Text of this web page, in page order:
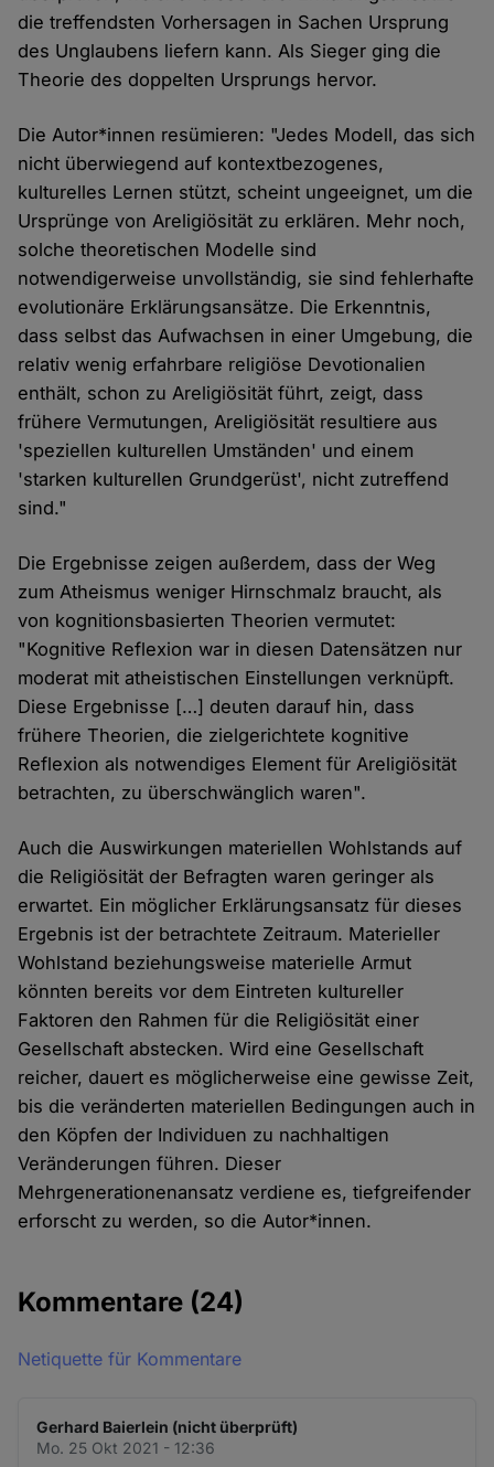
die treffendsten Vorhersagen in Sachen Ursprung
des Unglaubens liefern kann. Als Sieger ging die
Theorie des doppelten Ursprungs hervor.
Die Autor*innen resümieren: "Jedes Modell, das sich
nicht überwiegend auf kontextbezogenes,
kulturelles Lernen stützt, scheint ungeeignet, um die
Ursprünge von Areligiösität zu erklären. Mehr noch,
solche theoretischen Modelle sind
notwendigerweise unvollständig, sie sind fehlerhafte
evolutionäre Erklärungsansätze. Die Erkenntnis,
dass selbst das Aufwachsen in einer Umgebung, die
relativ wenig erfahrbare religiöse Devotionalien
enthält, schon zu Areligiösität führt, zeigt, dass
frühere Vermutungen, Areligiösität resultiere aus
'speziellen kulturellen Umständen' und einem
'starken kulturellen Grundgerüst', nicht zutreffend
sind."
Die Ergebnisse zeigen außerdem, dass der Weg
zum Atheismus weniger Hirnschmalz braucht, als
von kognitionsbasierten Theorien vermutet:
"Kognitive Reflexion war in diesen Datensätzen nur
moderat mit atheistischen Einstellungen verknüpft.
Diese Ergebnisse […] deuten darauf hin, dass
frühere Theorien, die zielgerichtete kognitive
Reflexion als notwendiges Element für Areligiösität
betrachten, zu überschwänglich waren".
Auch die Auswirkungen materiellen Wohlstands auf
die Religiösität der Befragten waren geringer als
erwartet. Ein möglicher Erklärungsansatz für dieses
Ergebnis ist der betrachtete Zeitraum. Materieller
Wohlstand beziehungsweise materielle Armut
könnten bereits vor dem Eintreten kultureller
Faktoren den Rahmen für die Religiösität einer
Gesellschaft abstecken. Wird eine Gesellschaft
reicher, dauert es möglicherweise eine gewisse Zeit,
bis die veränderten materiellen Bedingungen auch in
den Köpfen der Individuen zu nachhaltigen
Veränderungen führen. Dieser
Mehrgenerationenansatz verdiene es, tiefgreifender
erforscht zu werden, so die Autor*innen.
Kommentare (24)
Netiquette für Kommentare
Gerhard Baierlein (nicht überprüft)
Mo. 25 Okt 2021 - 12:36